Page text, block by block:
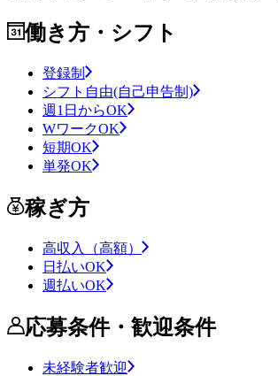
働き方・シフト
登録制
シフト自由(自己申告制)
週1日からOK
WワークOK
短期OK
単発OK
稼ぎ方
高収入（高額）
日払いOK
週払いOK
応募条件・歓迎条件
未経験者歓迎